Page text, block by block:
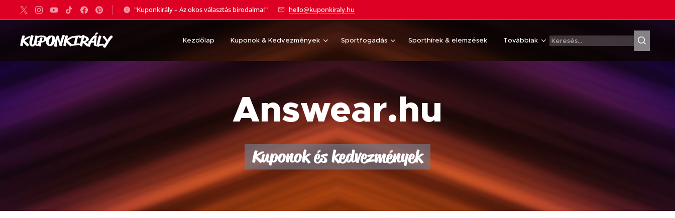
"Kuponkirály – Az okos választás birodalma!" hello@kuponkiraly.hu
KUPONKIRÁLY Kezdőlap Kuponok & Kedvezmények Sportfogadás Sporthírek & elemzések Továbbiak
Answear.hu
Kuponok és kedvezmények